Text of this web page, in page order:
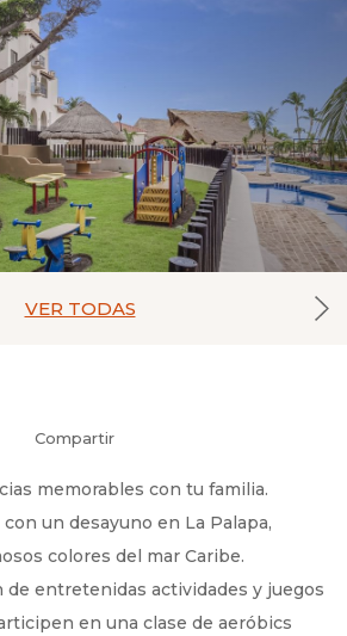
VER TODAS
Compartir
memorables con tu familia.
un desayuno en La Palapa,
colores del mar Caribe.
de entretenidas actividades y juegos
en una clase de aeróbics